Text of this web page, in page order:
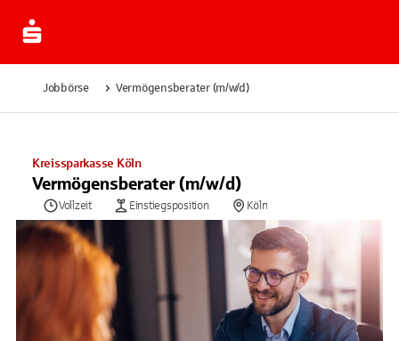
Jobbörse Vermögensberater (m/w/d)
Kreissparkasse Köln
Vermögensberater (m/w/d)
Vollzeit Einstiegsposition Köln